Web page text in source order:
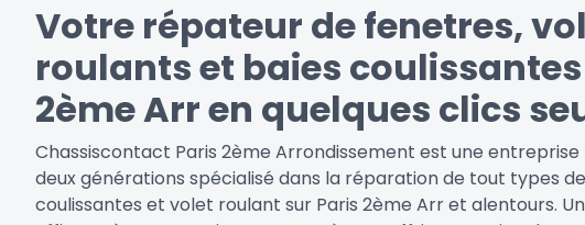
Votre répateur de fenetres,
roulants et baies
2ème Arr en quelques clics
Chassiscontact Paris 2ème Arrondissement est une entreprise
deux générations spécialisé dans la réparation de tout types
coulissantes et volet roulant sur Paris 2ème Arr et alentours.